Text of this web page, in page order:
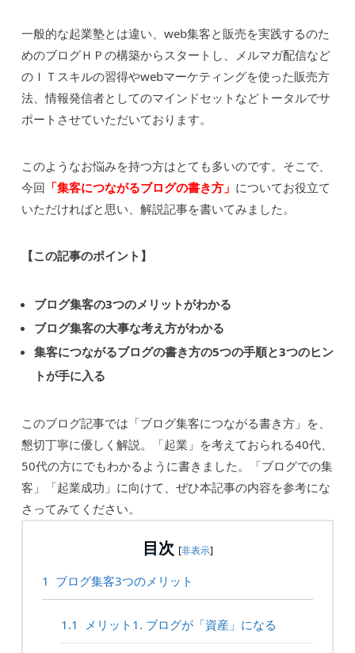
一般的な起業塾とは違い、web集客と販売を実践するのた
めのブログＨＰの構築からスタートし、メルマガ配信など
のＩＴスキルの習得やwebマーケティングを使った販売方
法、情報発信者としてのマインドセットなどトータルでサ
ポートさせていただいております。
このようなお悩みを持つ方はとても多いのです。そこで、
今回 「集客につながるブログの書き方」 についてお役立て
いただければと思い、解説記事を書いてみました。
【この記事のポイント】
ブログ集客の3つのメリットがわかる
ブログ集客の大事な考え方がわかる
集客につながるブログの書き方の5つの手順と3つのヒン
トが手に入る
このブログ記事では「ブログ集客につながる書き方」を、
懇切丁寧に優しく解説。「起業」を考えておられる40代、
50代の方にでもわかるように書きました。「ブログでの集
客」「起業成功」に向けて、ぜひ本記事の内容を参考にな
さってみてください。
目次 [非表示]
1 ブログ集客3つのメリット
1.1 メリット1. ブログが「資産」になる